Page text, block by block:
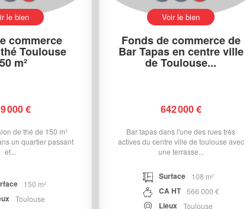
le bien
commerce
Toulouse
m²
000 €
de thé de 150 m²
un quartier passant
et...
150 m²
Toulouse
Voir le bien
Fonds de commerce de
Bar Tapas en centre ville
de Toulouse...
642 000 €
Bar tapas dans l'une des rues très
actives du centre ville de toulouse avec
une terrasse...
Surface 108 m²
CA HT 566 000 €
Lieux Toulouse